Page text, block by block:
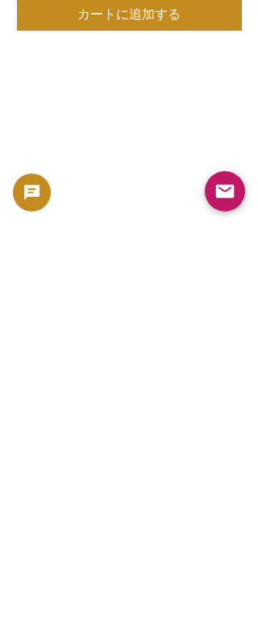
カートに追加する